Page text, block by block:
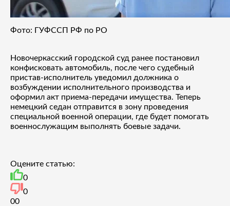
Фото: ГУФССП РФ по РО
Новочеркасский городской суд ранее постановил
конфисковать автомобиль, после чего судебный
пристав-исполнитель уведомил должника о
возбуждении исполнительного производства и
оформил акт приема-передачи имущества. Теперь
немецкий седан отправится в зону проведения
специальной военной операции, где будет помогать
военнослужащим выполнять боевые задачи.
Оцените статью:
0
0
00